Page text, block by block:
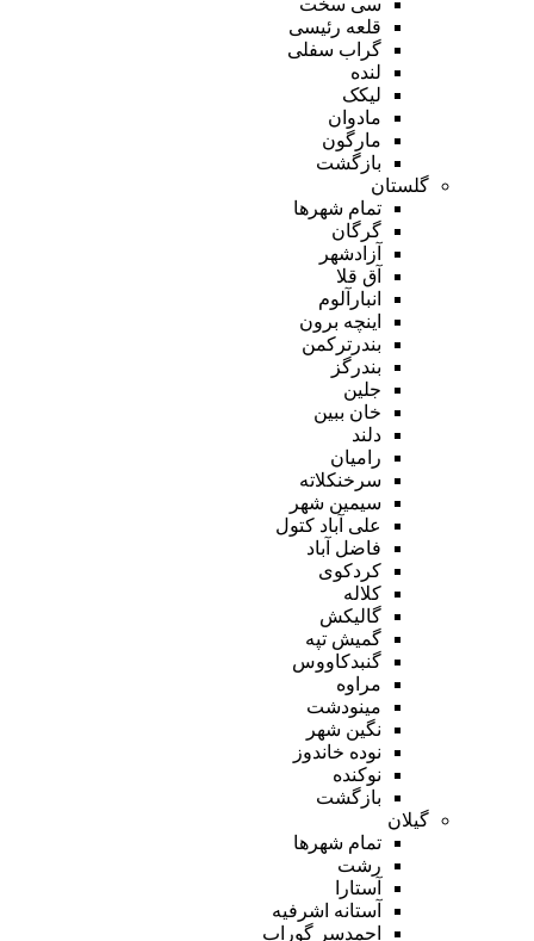
قلعه رئیسی
گراب سفلی
لنده
لیکک
مادوان
مارگون
بازگشت
گلستان
تمام شهر‌ها
گرگان
آزادشهر
آق قلا
انبارآلوم
اینچه برون
بندرترکمن
بندرگز
جلین
خان ببین
دلند
رامیان
سرخنکلاته
سیمین شهر
علی آباد کتول
فاضل آباد
کردکوی
کلاله
گالیکش
گمیش تپه
گنبدکاووس
مراوه
مینودشت
نگین شهر
نوده خاندوز
نوکنده
بازگشت
گیلان
تمام شهر‌ها
رشت
آستارا
آستانه اشرفیه
احمدسر گوراب